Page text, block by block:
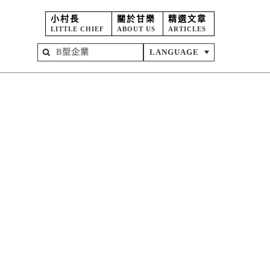
小村長
LITTLE CHIEF
關於甘樂
ABOUT US
精選文章
ARTICLES
LANGUAGE